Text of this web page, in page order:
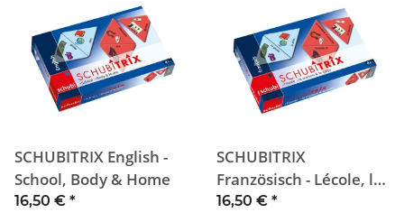
SCHUBITRIX English -
School, Body & Home
16,50 € *
SCHUBITRIX
Französisch - Lécole, la
maison & le corps
16,50 € *